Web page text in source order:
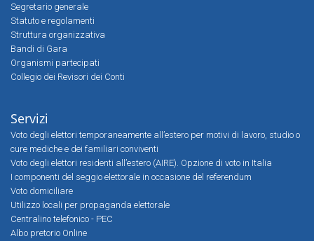
Segretario generale
Statuto e regolamenti
Struttura organizzativa
Bandi di Gara
Organismi partecipati
Collegio dei Revisori dei Conti
Servizi
Voto degli elettori temporaneamente all’estero per motivi di lavoro, studio o
cure mediche e dei familiari conviventi
Voto degli elettori residenti all’estero (AIRE). Opzione di voto in Italia
I componenti del seggio elettorale in occasione del referendum
Voto domiciliare
Utilizzo locali per propaganda elettorale
Centralino telefonico - PEC
Albo pretorio Online